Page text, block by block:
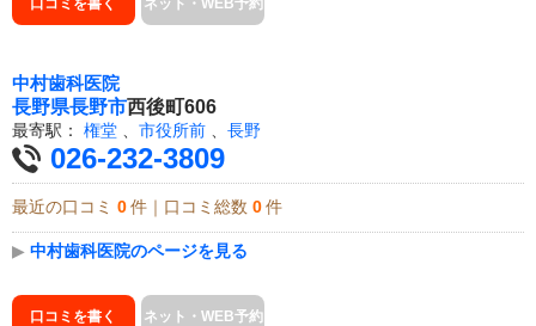
中村歯科医院
長野県長野市西後町606
最寄駅： 権堂 市役所前 長野
026-232-3809
最近の口コミ 0 件｜口コミ総数 0 件
▶ 中村歯科医院のページを見る
口コミを書く ネット・WEB予約